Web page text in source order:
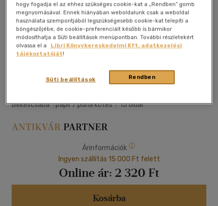
Megosztom
Békéscsaba|papír / puha kötés|15 oldal
Árinformációk
Ingyen szállítás 15 000 Ft felett
Online ár: 2 320 Ft
Kosárba
hogy fogadja el az ehhez szükséges cookie-kat a „Rendben” gomb
megnyomásával. Ennek hiányában weboldalunk csak a weboldal
használata szempontjából legszükségesebb cookie-kat telepíti a
böngészőjébe, de cookie-preferenciáit később is bármikor
módosíthatja a Süti beállítások menüpontban. További részletekért
olvassa el a
Libri Könyvkereskedelmi Kft. adatkezelési
tájékoztatóját!
Rendben
Süti beállítások